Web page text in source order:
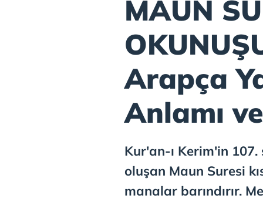
MAUN
Arapça
Anlamı
Kur'an-ı Kerim'in 107.
oluşan Maun Suresi
manalar barındırır.